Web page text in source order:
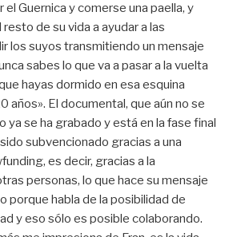
Guernica y comerse una paella, y
de su vida a ayudar a las
los suyos transmitiendo un mensaje
sabes lo que va a pasar a la vuelta
hayas dormido en esa esquina
años». El documental, que aún no se
ya se ha grabado y está en la fase final
subvencionado gracias a una
es decir, gracias a la
personas, lo que hace su mensaje
porque habla de la posibilidad de
y eso sólo es posible colaborando.